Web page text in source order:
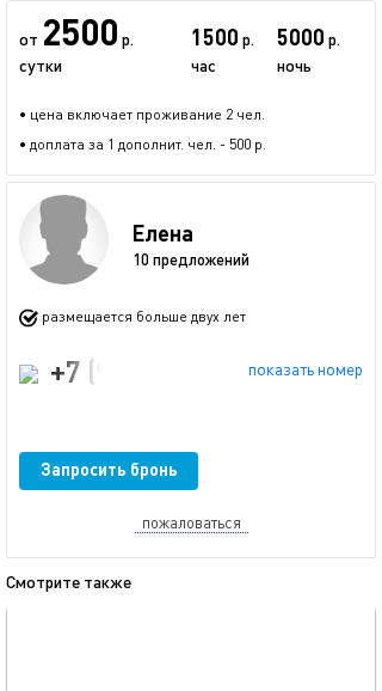
от 2500 р.
сутки
1500 р.
час
5000 р.
ночь
• цена включает проживание 2 чел.
• доплата за 1 дополнит. чел. - 500 р.
Елена
10 предложений
размещается больше двух лет
показать номер
+7 (996) 710-93-15
Запросить бронь
пожаловаться
Смотрите также